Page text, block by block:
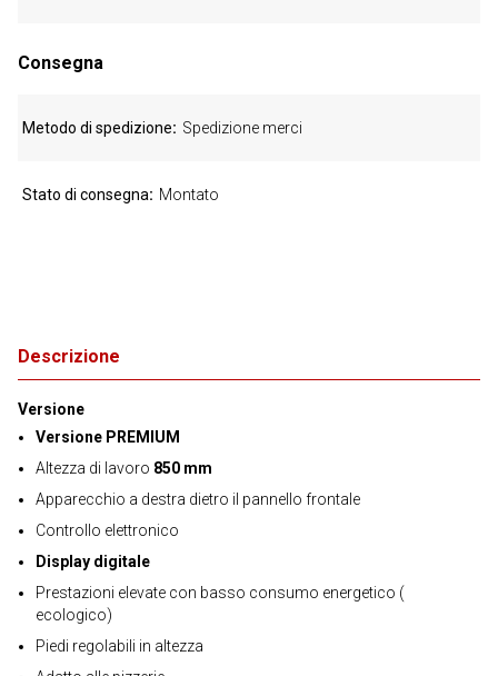
Descrizione
Versione
Versione PREMIUM
Altezza di lavoro 850 mm
Apparecchio a destra dietro il pannello frontale
Controllo elettronico
Display digitale
Prestazioni elevate con basso consumo energetico (
ecologico)
Piedi regolabili in altezza
Consegna
Metodo di spedizione Spedizione merci
Stato di consegna Montato